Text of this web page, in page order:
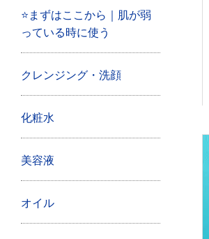
⭐まずはここから｜肌が弱
っている時に使う
クレンジング・洗顔
化粧水
美容液
オイル